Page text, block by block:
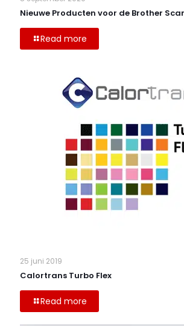
Nieuwe Producten voor de Brother
Read more
25 juni 2019
Calortrans Turbo Flex
Read more